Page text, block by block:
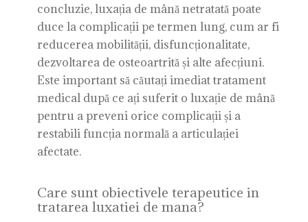
concluzie, luxația de mână netratată poate
duce la complicații pe termen lung, cum ar fi
reducerea mobilității, disfuncționalitate,
dezvoltarea de osteoartrită și alte afecțiuni.
Este important să căutați imediat tratament
medical după ce ați suferit o luxație de mână
pentru a preveni orice complicații și a
restabili funcția normală a articulației
afectate.
Care sunt obiectivele terapeutice in
tratarea luxatiei de mana?